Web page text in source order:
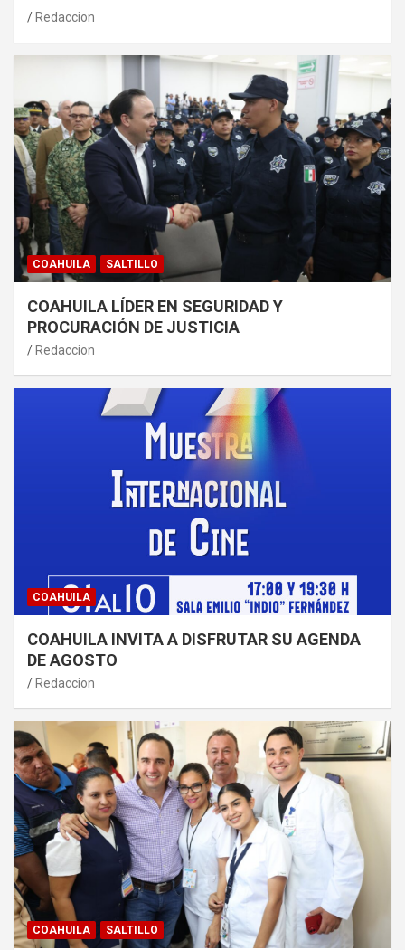
Redaccion
COAHUILA SALTILLO
COAHUILA LÍDER EN SEGURIDAD Y
PROCURACIÓN DE JUSTICIA
Redaccion
COAHUILA
COAHUILA INVITA A DISFRUTAR SU AGENDA
DE AGOSTO
Redaccion
COAHUILA SALTILLO